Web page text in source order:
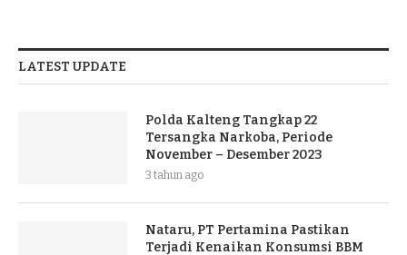
LATEST UPDATE
Polda Kalteng Tangkap 22
Tersangka Narkoba, Periode
November – Desember 2023
3 tahun ago
Nataru, PT Pertamina Pastikan
Terjadi Kenaikan Konsumsi BBM